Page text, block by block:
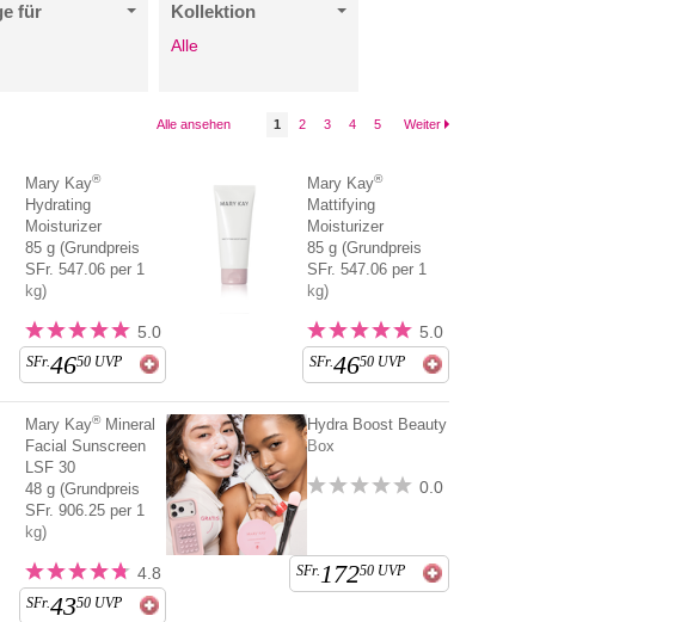
für Kollektion
Alle
Alle ansehen 1 2 3 4 5 Weiter
Mary Kay®
Hydrating
Moisturizer
85 g (Grundpreis
SFr. 547.06 per 1
kg)
5.0
SFr.4650 UVP
Mary Kay®
Mattifying
Moisturizer
85 g (Grundpreis
SFr. 547.06 per 1
kg)
5.0
SFr.4650 UVP
Mary Kay®Mineral
Facial Sunscreen
LSF 30
48 g (Grundpreis
SFr. 906.25 per 1
kg)
4.8
SFr.4350 UVP
Hydra Boost Beauty
Box
0.0
SFr.17250 UVP